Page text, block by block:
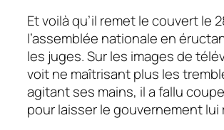
Et voilà qu’il remet le couvert le
l’assemblée nationale en
les juges. Sur les images de
voit ne maîtrisant plus les
agitant ses mains, il a fallu
pour laisser le gouvernement lui